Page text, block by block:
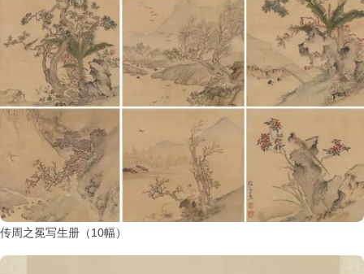
传周之冕写生册（10幅）